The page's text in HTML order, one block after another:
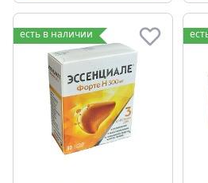
есть в наличии